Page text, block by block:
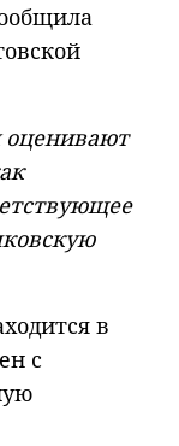
оценивают
в
с